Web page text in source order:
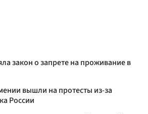
закон о запрете на проживание в
вышли на протесты из-за
России